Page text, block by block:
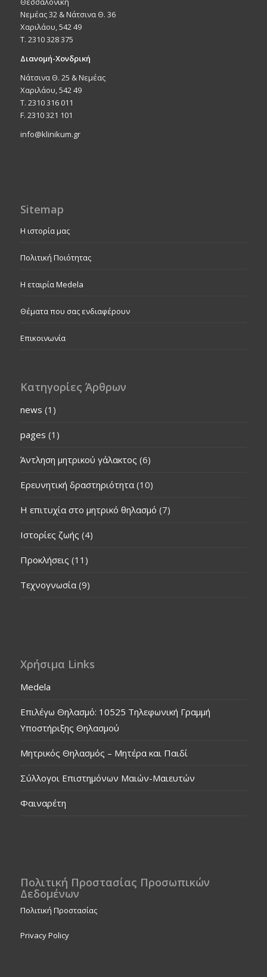
Νεμέας 32 & Νάτσινα Θ. 36
Χαριλάου, 542 49
T. 2310 328 375
Διανομή-Χονδρική
Νάτσινα Θ. 25 & Νεμέας
Χαριλάου, 542 49
T. 2310 316 011
F. 2310 321 101
info@klinikum.gr
Sitemap
Η ιστορία μας
Πολιτική Ποιότητας
Η εταιρία Medela
Θέματα που σας ενδιαφέρουν
Επικοινωνία
Κατηγορίες Άρθρων
news (1)
pages (1)
Άντληση μητρικού γάλακτος (6)
Ερευνητική δραστηριότητα(10)
Η επιτυχία στο μητρικό θηλασμό (7)
Ιστορίες ζωής (4)
Προκλήσεις (11)
Τεχνογνωσία(9)
Χρήσιμα Links
Medela
Επιλέγω Θηλασμό: 10525 Τηλεφωνική Γραμμή
Υποστήριξης Θηλασμού
Μητρικός Θηλασμός – Μητέρα και Παιδί
Σύλλογοι Επιστημόνων Μαιών-Μαιευτών
Φαιναρέτη
Πολιτική Προστασίας Προσωπικών
Δεδομένων
Πολιτική Προστασίας
Privacy Policy